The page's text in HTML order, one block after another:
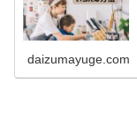
daizumayuge.com